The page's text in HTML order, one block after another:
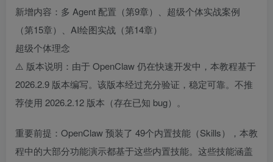
新增内容：多 Agent 配置（第9章）、超级个体实战案例
（第15章）、AI绘图实战（第14章）
超级个体理念
⚠️ 版本说明：由于 OpenClaw 仍在快速开发中，本教程基于
2026.2.9 版本编写。该版本经过充分验证，稳定可靠。不推
荐使用 2026.2.12 版本（存在已知 bug）。
重要前提：OpenClaw 预装了 49个内置技能（Skills），本教
程中的大部分功能演示都基于这些内置技能。这些技能涵盖